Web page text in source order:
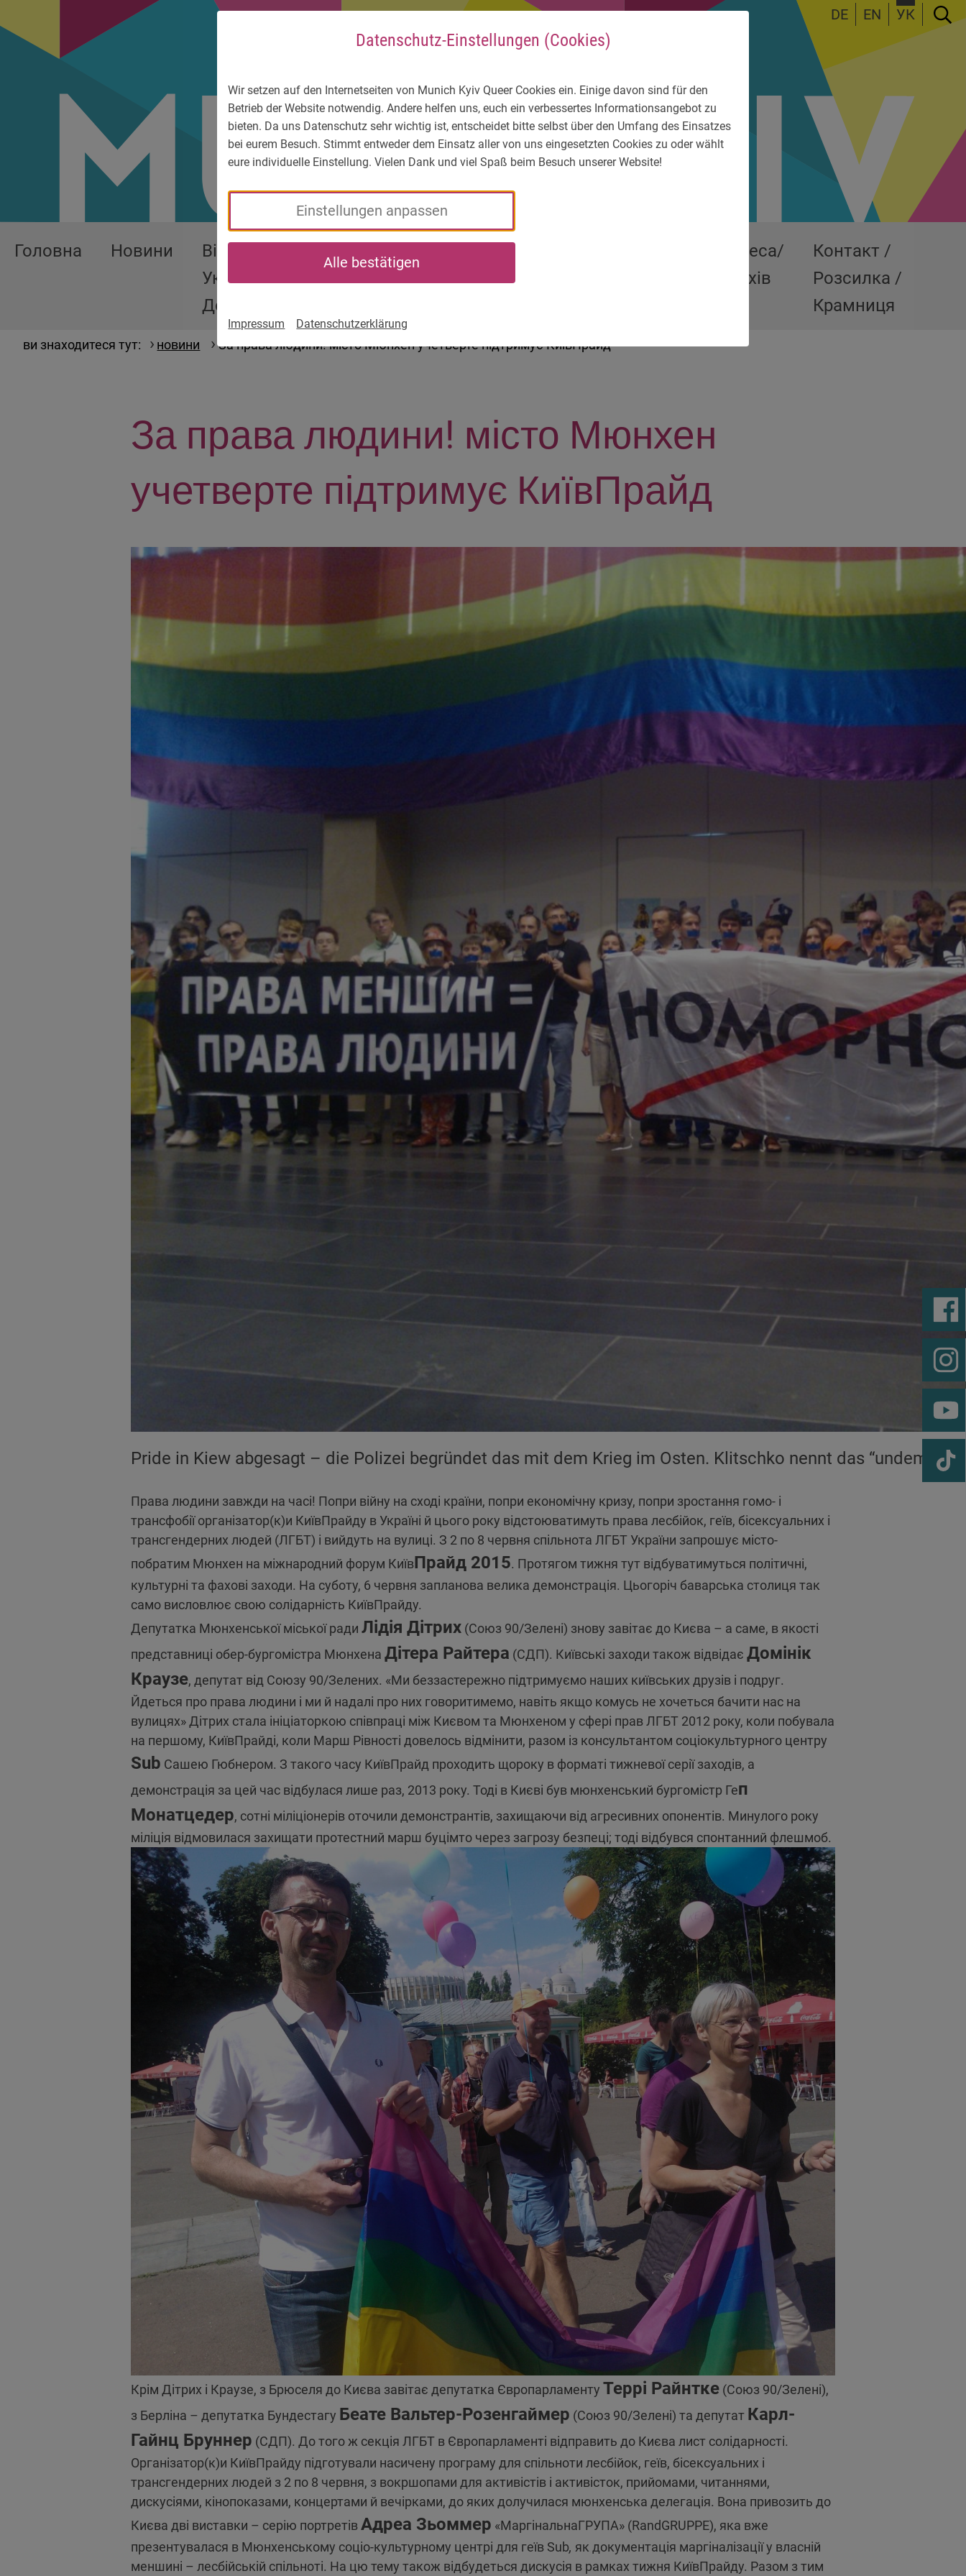
Datenschutz-Einstellungen (Cookies)
Wir setzen auf den Internetseiten von Munich Kyiv Queer Cookies ein. Einige davon sind für den
Betrieb der Website notwendig. Andere helfen uns, euch ein verbessertes Informationsangebot zu
bieten. Da uns Datenschutz sehr wichtig ist, entscheidet bitte selbst über den Umfang des Einsatzes
bei eurem Besuch. Stimmt entweder dem Einsatz aller von uns eingesetzten Cookies zu oder wählt
eure individuelle Einstellung. Vielen Dank und viel Spaß beim Besuch unserer Website!
Einstellungen anpassen
Alle bestätigen
Impressum Datenschutzerklärung
До головного меню
Zum Sprachmenü
Перейти до вмісту
Zu den Service-Informationen DE EN УК
Головна Новини
Війна в
Україні -
Допомога
Яка
ми
Преса/
Архів
Контакт /
Розсилка /
Крамниця
ви знаходитеся тут: новини За права людини! місто Мюнхен учетверте підтримує КиївПрайд
За права людини! місто Мюнхен
учетверте підтримує КиївПрайд
Pride in Kiew abgesagt – die Polizei begründet das mit dem Krieg im Osten. Klitschko nennt das
Права людини завжди на часі! Попри війну на сході країни, попри економічну кризу, попри зростання гомо- і
трансфобії організатор(к)и КиївПрайду в Україні й цього року відстоюватимуть права лесбійок, геїв, бісексуальних і
трансгендерних людей (ЛГБТ) і вийдуть на вулиці. З 2 по 8 червня спільнота ЛГБТ України запрошує місто-
побратим Мюнхен на міжнародний форум КиївПрайд 2015. Протягом тижня тут відбуватимуться політичні,
культурні та фахові заходи. На суботу, 6 червня запланова велика демонстрація. Цьогоріч баварська столиця так
само висловлює свою солідарність КиївПрайду.
Депутатка Мюнхенської міської ради Лідія Дітрих (Союз 90/Зелені) знову завітає до Києва – а саме, в якості
представниці обер-бургомістра Мюнхена Дітера Райтера (СДП). Київські заходи також відвідає Домінік
Краузе, депутат від Союзу 90/Зелених. «Ми беззастережно підтримуємо наших київських друзів і подруг.
Йдеться про права людини і ми й надалі про них говоритимемо, навіть якщо комусь не хочеться бачити нас на
вулицях» Дітрих стала ініціаторкою співпраці між Києвом та Мюнхеном у сфері прав ЛГБТ 2012 року, коли побувала
на першому, КиївПрайді, коли Марш Рівності довелось відмінити, разом із консультантом соціокультурного центру
Sub Сашею Гюбнером. З такого часу КиївПрайд проходить щороку в форматі тижневої серії заходів, а
демонстрація за цей час відбулася лише раз, 2013 року. Тоді в Києві був мюнхенський бургомістр Геп
Монатцедер, сотні міліціонерів оточили демонстрантів, захищаючи від агресивних опонентів. Минулого року
міліція відмовилася захищати протестний марш буцімто через загрозу безпеці; тоді відбувся спонтанний флешмоб.
Крім Дітрих і Краузе, з Брюселя до Києва завітає депутатка Європарламенту Террі Райнтке (Союз 90/Зелені),
з Берліна – депутатка Бундестагу Беате Вальтер-Розенгаймер (Союз 90/Зелені) та депутат Карл-
Гайнц Бруннер (СДП). До того ж секція ЛГБТ в Європарламенті відправить до Києва лист солідарності.
Організатор(к)и КиївПрайду підготували насичену програму для спільноти лесбійок, геїв, бісексуальних і
трансгендерних людей з 2 по 8 червня, з вокршопами для активістів і активісток, прийомами, читаннями,
дискусіями, кінопоказами, концертами й вечірками, до яких долучилася мюнхенська делегація. Вона привозить до
Києва дві виставки – серію портретівАдреа Зьоммер «МаргінальнаГРУПА» (RandGRUPPE), яка вже
презентувалася в Мюнхенському соціо-культурному центрі для геїв Sub, як документація маргіналізації у власній
меншині – лесбійській спільноті. На цю тему також відбудеться дискусія в рамках тижня КиївПрайду. Разом з тим